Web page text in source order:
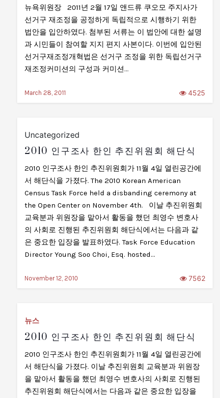
뉴욕위원장 2011년 2월 17일 앤드류 쿠오모 주지사가
선거구 재조정을 공정하게 독립적으로 시행하기 위한
법안을 입안하였다. 첨부된 서류는 이 법안에 대한 설명
과 시민들이 참여할 지지 편지 사본이다. 이번에 입안된
선거구재조정개혁법은 선거구 조정을 위한 독립선거구
재조정커미션의 구성과 커미션…
March 28, 2011 4525
Uncategorized
2010 인구조사 한인 추진위원회 해단식
2010 인구조사 한인 추진위원회가 11월 4일 열린공간에
서 해단식을 가졌다. The 2010 Korean American
Census Task Force held a disbanding ceremony at
the Open Center on November 4th. 이날 추진위원회
교육분과 위원장을 맡아서 활동을 했던 최영수 변호사
의 사회로 진행된 추진위원회 해단식에서는 다음과 같
은 중요한 입장을 발표하였다. Task Force Education
Director Young Soo Choi, Esq. hosted…
November 12, 2010 7562
뉴스
2010 인구조사 한인 추진위원회 해단식
2010 인구조사 한인 추진위원회가 11월 4일 열린공간에
서 해단식을 가졌다. 이날 추진위원회 교육분과 위원장
을 맡아서 활동을 했던 최영수 변호사의 사회로 진행된
추진위원회 해단식에서는 다음과 같은 중요한 입장을